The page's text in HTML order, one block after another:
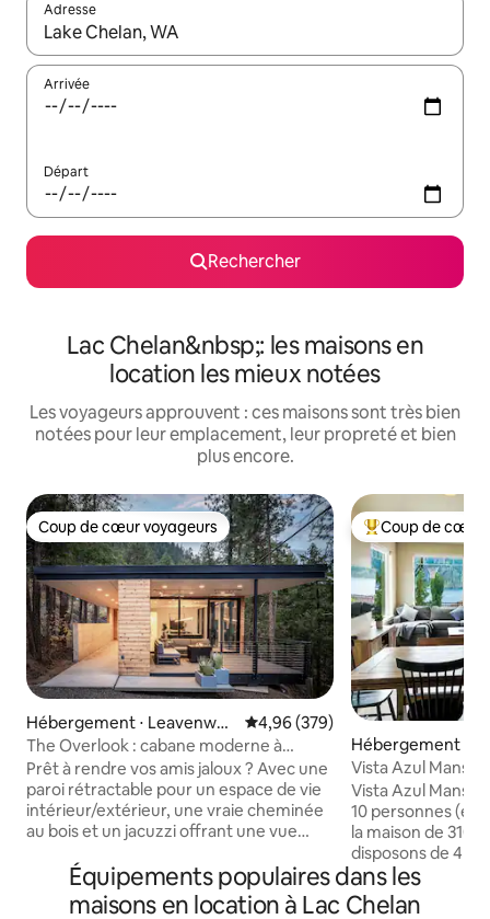
Adresse
Lorsque les résultats s'affichent, utilisez les flèches vers le
Arrivée
Départ
Rechercher
Lac Chelan&nbsp;: les maisons en
location les mieux notées
Les voyageurs approuvent : ces maisons sont très bien
notées pour leur emplacement, leur propreté et bien
plus encore.
Coup de cœur voyageurs
Coup de cœur voyageurs
Hébergement ⋅ Leavenwor
th
Évaluation moyenne sur la
4,96 (379)
The Overlook : cabane moderne à
Leavenworth
Prêt à rendre vos amis jaloux ? Avec une
paroi rétractable pour un espace de vie
intérieur/extérieur, une vraie cheminée
au bois et un jacuzzi offrant une vue
moderne à flanc de falaise au-dessus de
la rivière Wenatchee et au cœur de
Leavenworth (à seulement 2 minutes en
Coups de cœur
Coup de cœur
Hébergement ⋅
Vista Azul Manson
Vista Azul
10 personnes
la maison de
disposons de 4
lit pour bébé et
size
Équipements populaires dans les
maisons en location à Lac Chelan